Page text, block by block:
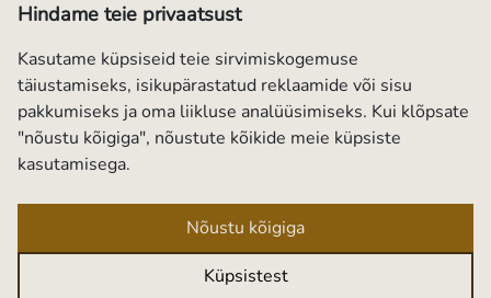
Hindame teie privaatsust
Kasutame küpsiseid teie sirvimiskogemuse
täiustamiseks, isikupärastatud reklaamide või sisu
pakkumiseks ja oma liikluse analüüsimiseks. Kui klõpsate
"nõustu kõigiga", nõustute kõikide meie küpsiste
kasutamisega.
Nõustu kõigiga
Küpsistest